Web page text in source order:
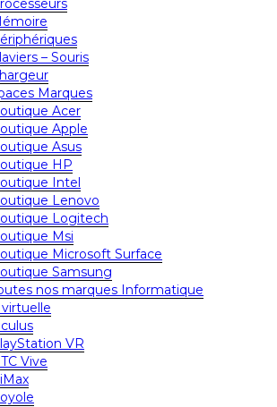
– Souris
Marques
Acer
Apple
Asus
HP
Intel
Lenovo
Logitech
Msi
Microsoft Surface
Samsung
nos marques Informatique
VR
Vive